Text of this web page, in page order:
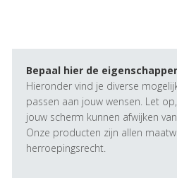
Bepaal hier de
Hieronder vind je diverse
passen aan jouw wensen. Let
jouw scherm kunnen afwijken
Onze producten zijn allen
herroepingsrecht.